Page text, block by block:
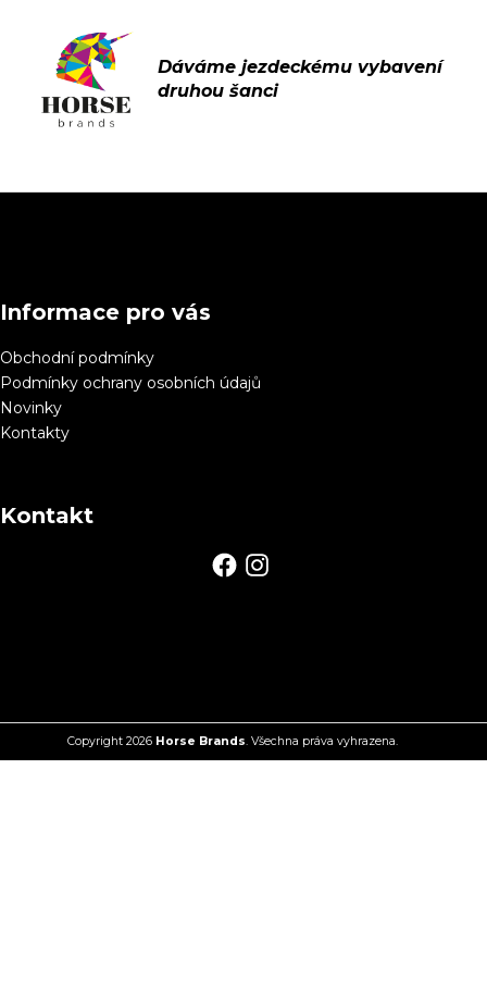
t
í
Informace pro vás
Obchodní podmínky
Podmínky ochrany osobních údajů
Novinky
Kontakty
Kontakt
Copyright 2026 Horse Brands . Všechna práva vyhrazena.